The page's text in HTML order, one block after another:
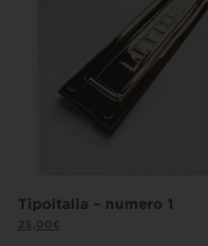
Tipoitalia – numero 1
25,00€